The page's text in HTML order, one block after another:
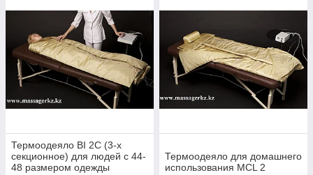
Термоодеяло BI 2C (3-х
секционное) для людей с 44-
48 размером одежды
Термоодеяло для домашнего
использования MCL 2